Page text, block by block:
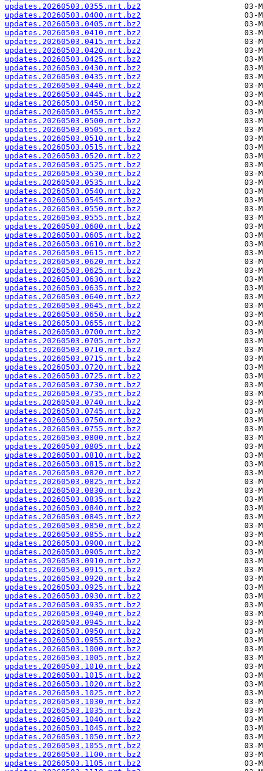
updates.20260503.0355.mrt.bz2
updates.20260503.0400.mrt.bz2
updates.20260503.0405.mrt.bz2
updates.20260503.0410.mrt.bz2
updates.20260503.0415.mrt.bz2
updates.20260503.0420.mrt.bz2
updates.20260503.0425.mrt.bz2
updates.20260503.0430.mrt.bz2
updates.20260503.0435.mrt.bz2
updates.20260503.0440.mrt.bz2
updates.20260503.0445.mrt.bz2
updates.20260503.0450.mrt.bz2
updates.20260503.0455.mrt.bz2
updates.20260503.0500.mrt.bz2
updates.20260503.0505.mrt.bz2
updates.20260503.0510.mrt.bz2
updates.20260503.0515.mrt.bz2
updates.20260503.0520.mrt.bz2
updates.20260503.0525.mrt.bz2
updates.20260503.0530.mrt.bz2
updates.20260503.0535.mrt.bz2
updates.20260503.0540.mrt.bz2
updates.20260503.0545.mrt.bz2
updates.20260503.0550.mrt.bz2
updates.20260503.0555.mrt.bz2
updates.20260503.0600.mrt.bz2
updates.20260503.0605.mrt.bz2
updates.20260503.0610.mrt.bz2
updates.20260503.0615.mrt.bz2
updates.20260503.0620.mrt.bz2
updates.20260503.0625.mrt.bz2
updates.20260503.0630.mrt.bz2
updates.20260503.0635.mrt.bz2
updates.20260503.0640.mrt.bz2
updates.20260503.0645.mrt.bz2
updates.20260503.0650.mrt.bz2
updates.20260503.0655.mrt.bz2
updates.20260503.0700.mrt.bz2
updates.20260503.0705.mrt.bz2
updates.20260503.0710.mrt.bz2
updates.20260503.0715.mrt.bz2
updates.20260503.0720.mrt.bz2
updates.20260503.0725.mrt.bz2
updates.20260503.0730.mrt.bz2
updates.20260503.0735.mrt.bz2
updates.20260503.0740.mrt.bz2
updates.20260503.0745.mrt.bz2
updates.20260503.0750.mrt.bz2
updates.20260503.0755.mrt.bz2
updates.20260503.0800.mrt.bz2
updates.20260503.0805.mrt.bz2
updates.20260503.0810.mrt.bz2
updates.20260503.0815.mrt.bz2
updates.20260503.0820.mrt.bz2
updates.20260503.0825.mrt.bz2
updates.20260503.0830.mrt.bz2
updates.20260503.0835.mrt.bz2
updates.20260503.0840.mrt.bz2
updates.20260503.0845.mrt.bz2
updates.20260503.0850.mrt.bz2
updates.20260503.0855.mrt.bz2
updates.20260503.0900.mrt.bz2
updates.20260503.0905.mrt.bz2
updates.20260503.0910.mrt.bz2
updates.20260503.0915.mrt.bz2
updates.20260503.0920.mrt.bz2
updates.20260503.0925.mrt.bz2
updates.20260503.0930.mrt.bz2
updates.20260503.0935.mrt.bz2
updates.20260503.0940.mrt.bz2
updates.20260503.0945.mrt.bz2
updates.20260503.0950.mrt.bz2
updates.20260503.0955.mrt.bz2
updates.20260503.1000.mrt.bz2
updates.20260503.1005.mrt.bz2
updates.20260503.1010.mrt.bz2
updates.20260503.1015.mrt.bz2
updates.20260503.1020.mrt.bz2
updates.20260503.1025.mrt.bz2
updates.20260503.1030.mrt.bz2
updates.20260503.1035.mrt.bz2
updates.20260503.1040.mrt.bz2
updates.20260503.1045.mrt.bz2
updates.20260503.1050.mrt.bz2
updates.20260503.1055.mrt.bz2
updates.20260503.1100.mrt.bz2
updates.20260503.1105.mrt.bz2